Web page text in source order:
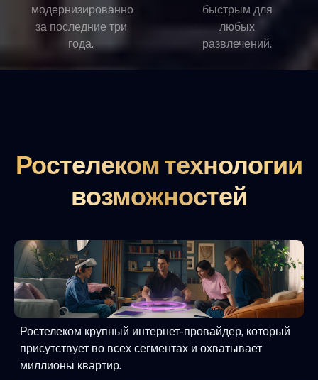
модернизированно
за последние три
года.
быстрым для
любых
развлечений.
Ростелеком технологии
возможностей
Ростелеком крупный интернет-провайдер, который
присутствует во всех сегментах и охватывает
миллионы квартир.